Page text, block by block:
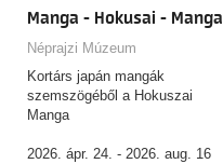
test!
identitása? Hogyan örökíti meg
fényképein mindezt egy
kulturális antropológus, aki fél
évszázada kutat közöttük? A
budapesti Néprajzi Múzeum új
kiállítása egy különleges
fotógyűjtemény segítségével
válaszol a fenti kérdésekre.
Manga - Hokusai - Manga
Néprajzi Múzeum
Kortárs japán mangák
szemszögéből a Hokuszai
Manga
2026. ápr. 24. - 2026. aug. 16